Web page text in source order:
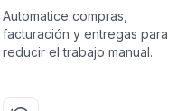
Automatice compras,
facturación y entregas para
reducir el trabajo manual.